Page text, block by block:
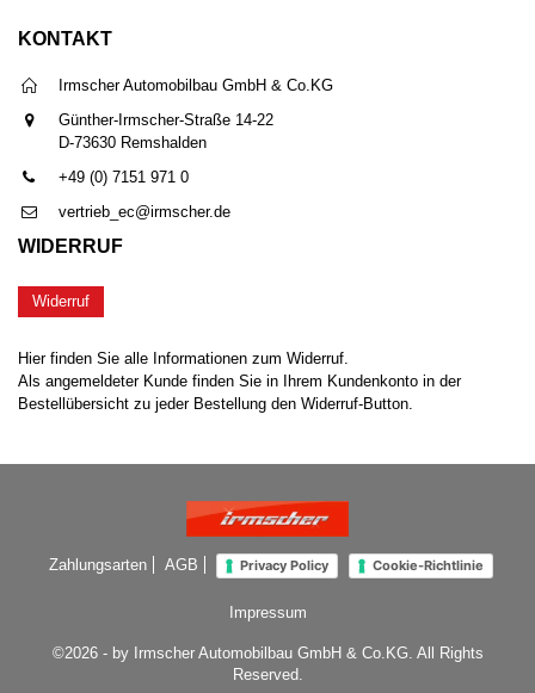
KONTAKT
Irmscher Automobilbau GmbH & Co.KG
Günther-Irmscher-Straße 14-22
D-73630 Remshalden
+49 (0) 7151 971 0
vertrieb_ec@irmscher.de
WIDERRUF
Widerruf
Hier finden Sie alle Informationen zum Widerruf.
Als angemeldeter Kunde finden Sie in Ihrem Kundenkonto in der
Bestellübersicht zu jeder Bestellung den Widerruf-Button.
Zahlungsarten AGB Privacy Policy Cookie-Richtlinie
Impressum
©2026 - by Irmscher Automobilbau GmbH & Co.KG. All Rights
Reserved.